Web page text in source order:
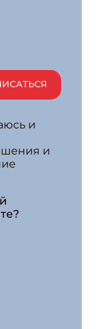
и
и